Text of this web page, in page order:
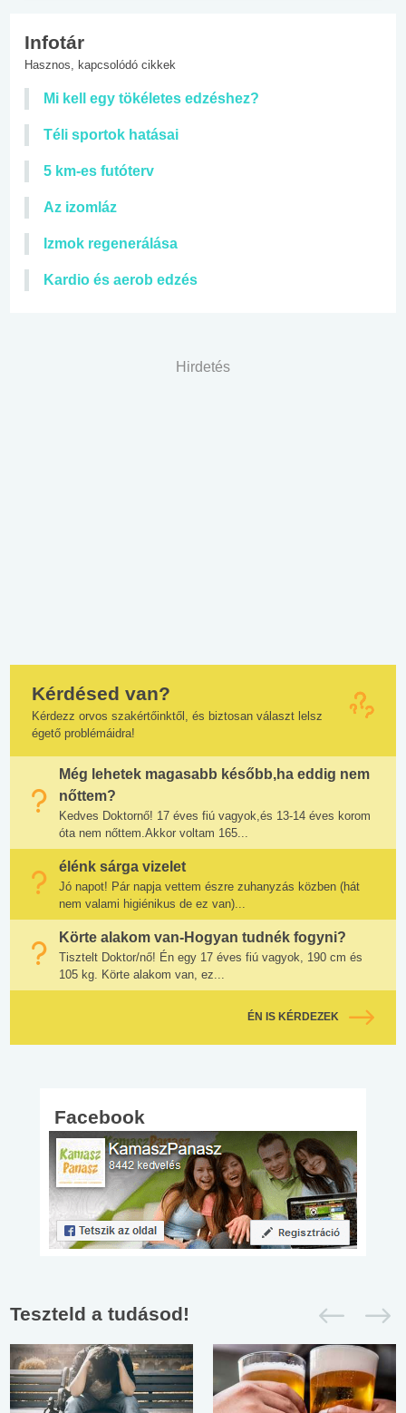
Infotár
Hasznos, kapcsolódó cikkek
Mi kell egy tökéletes edzéshez?
Téli sportok hatásai
5 km-es futóterv
Az izomláz
Izmok regenerálása
Kardio és aerob edzés
Hirdetés
Kérdésed van?
Kérdezz orvos szakértőinktől, és biztosan választ lelsz
égető problémáidra!
Még lehetek magasabb később,ha eddig nem
nőttem?
Kedves Doktornő! 17 éves fiú vagyok,és 13-14 éves korom
óta nem nőttem.Akkor voltam 165...
élénk sárga vizelet
Jó napot! Pár napja vettem észre zuhanyzás közben (hát
nem valami higiénikus de ez van)...
Körte alakom van-Hogyan tudnék fogyni?
Tisztelt Doktor/nő! Én egy 17 éves fiú vagyok, 190 cm és
105 kg. Körte alakom van, ez...
ÉN IS KÉRDEZEK
Facebook
Teszteld a tudásod!